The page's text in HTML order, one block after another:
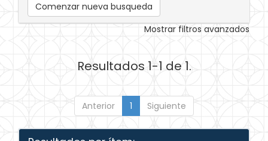
Comenzar nueva busqueda
Mostrar filtros avanzados
Resultados 1-1 de 1.
Anterior 1 Siguiente